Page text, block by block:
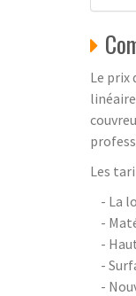
Le prix
Les
- La
-
-
-
-